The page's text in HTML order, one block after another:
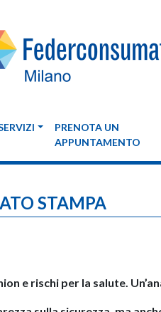
PRENOTA UN
APPUNTAMENTO
STAMPA
e rischi per la salute.